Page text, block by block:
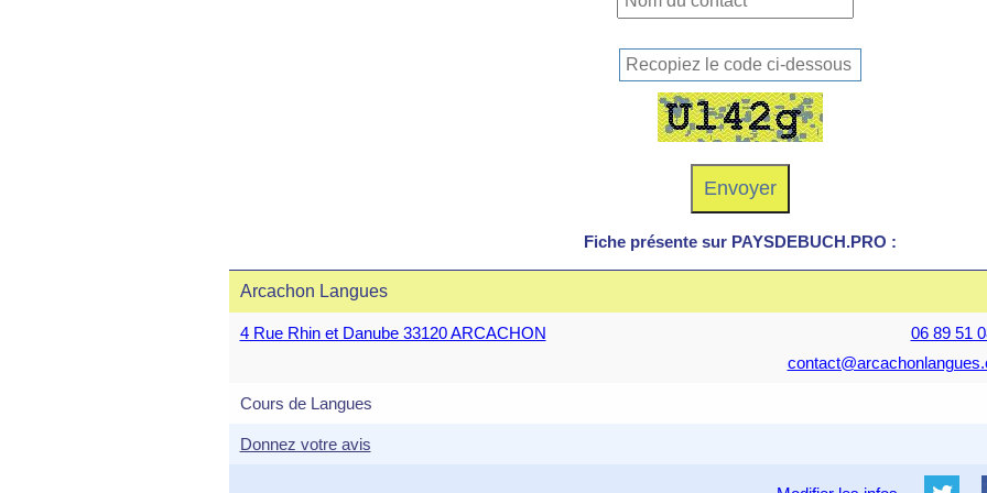
Fiche présente sur PAYSDEBUCH.PRO :
Arcachon Langues
4 Rue Rhin et Danube 33120 ARCACHON
06 89 51
Cours de Langues
Donnez votre avis